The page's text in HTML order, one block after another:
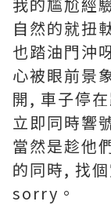
自然的就扭
也踏油門沖
心被眼前景
開, 車子停
立即同時響
當然是趁他
的同時, 找
sorry。